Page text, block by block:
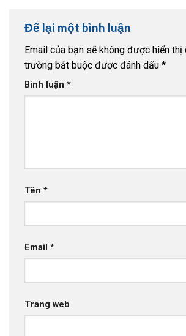
Để lại một bình luận
Email của bạn sẽ không được hiển thị
trường bắt buộc được đánh dấu *
Bình luận *
Tên *
Email *
Trang web